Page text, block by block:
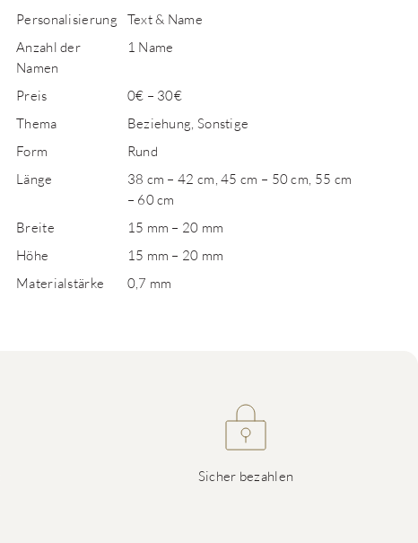
Personalisierung
Text & Name
Anzahl der
Namen
1 Name
Preis
0€ – 30€
Thema
Beziehung, Sonstige
Form
Rund
Länge
38 cm – 42 cm, 45 cm – 50 cm, 55 cm
– 60 cm
Breite
15 mm – 20 mm
Höhe
15 mm – 20 mm
Materialstärke
0,7 mm
Sicher bezahlen